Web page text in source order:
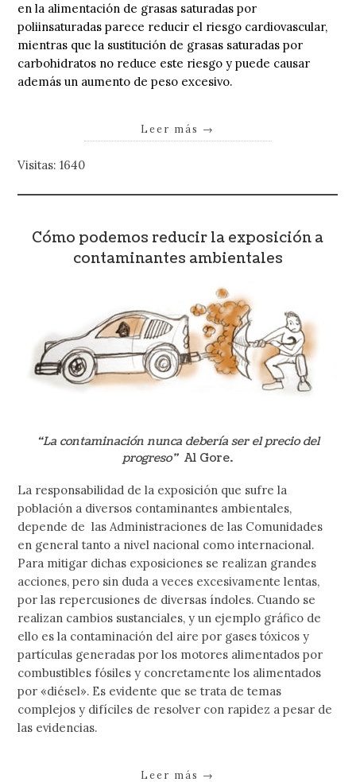
en la alimentación de grasas saturadas por
poliinsaturadas parece reducir el riesgo cardiovascular,
mientras que la sustitución de grasas saturadas por
carbohidratos no reduce este riesgo y puede causar
además un aumento de peso excesivo.
Leer más →
Visitas: 1640
Cómo podemos reducir la exposición a
contaminantes ambientales
“La contaminación nunca debería ser el precio del
progreso” Al Gore.
La responsabilidad de la exposición que sufre la
población a diversos contaminantes ambientales,
depende de las Administraciones de las Comunidades
en general tanto a nivel nacional como internacional.
Para mitigar dichas exposiciones se realizan grandes
acciones, pero sin duda a veces excesivamente lentas,
por las repercusiones de diversas índoles. Cuando se
realizan cambios sustanciales, y un ejemplo gráfico de
ello es la contaminación del aire por gases tóxicos y
partículas generadas por los motores alimentados por
combustibles fósiles y concretamente los alimentados
por «diésel». Es evidente que se trata de temas
complejos y difíciles de resolver con rapidez a pesar de
las evidencias.
Leer más →